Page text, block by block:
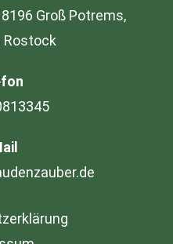
Groß Potrems,
Rostock